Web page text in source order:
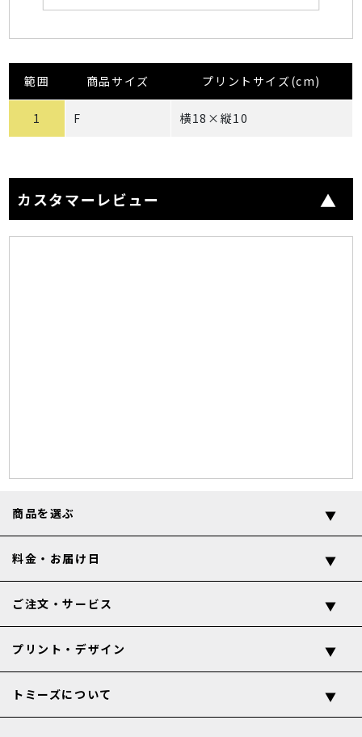
範囲 商品サイズ プリントサイズ(cm)
1 F 横18×縦10
カスタマーレビュー
商品を選ぶ
料金・お届け日
ご注文・サービス
プリント・デザイン
トミーズについて